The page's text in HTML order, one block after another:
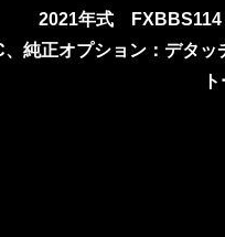
2021年式
、純正オプション：デタッ